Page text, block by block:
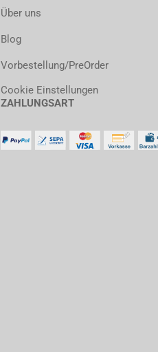
Über uns
Blog
Vorbestellung/PreOrder
Cookie Einstellungen
ZAHLUNGSART